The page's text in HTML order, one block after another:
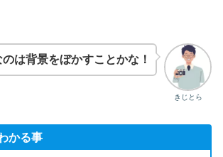
きじとら
は背景をぼかすことかな！
かる事